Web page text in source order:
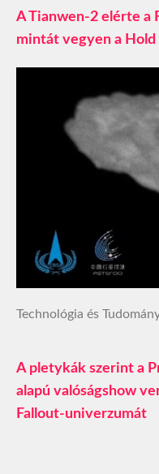
A Tianwen-2 elérte a
mintát vegyen a Hold
Technológia és
A pletykák szerint a
alapú valóságshow
Fallout-univerzumát